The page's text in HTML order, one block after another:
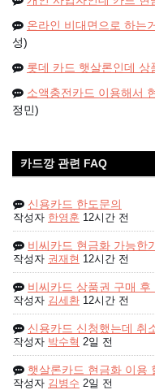
온라인 비대면으로 하는
성)
롯데 카드 햇살론인데
소액충전카드 이용해서
정민)
카드깡 관련 FAQ
신용카드 한도문의
작성자 한영훈 12시간 전
비씨카드 현금화 가능한
작성자 권재현 12시간 전
비씨카드 상품권 구매
작성자 김세환 12시간 전
신용카드 신청했는데 취
작성자 박수혁 2일 전
햇살론카드 현금화 이용
작성자 김병수 2일 전